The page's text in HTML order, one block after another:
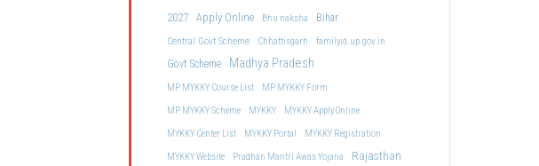
2027 Apply Online Bhu naksha
Bihar
Central Govt Scheme
Chhattisgarh familyid.up.gov.in
Govt Scheme Madhya Pradesh
MP MYKKY Course List
MP MYKKY Form
MP MYKKY Scheme
MYKKY
MYKKY Apply Online
MYKKY Center List
MYKKY Portal
MYKKY Registration
MYKKY Website
Pradhan Mantri Awas Yojana Rajasthan